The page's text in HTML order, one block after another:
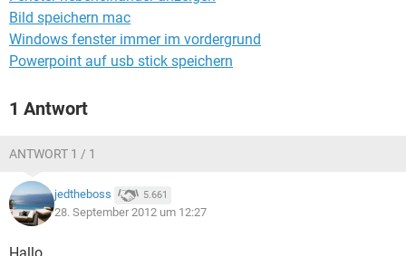
Bild speichern mac
Windows fenster immer im vordergrund
Powerpoint auf usb stick speichern
1 Antwort
ANTWORT 1 / 1
jedtheboss 5.661
28. September 2012 um 12:27